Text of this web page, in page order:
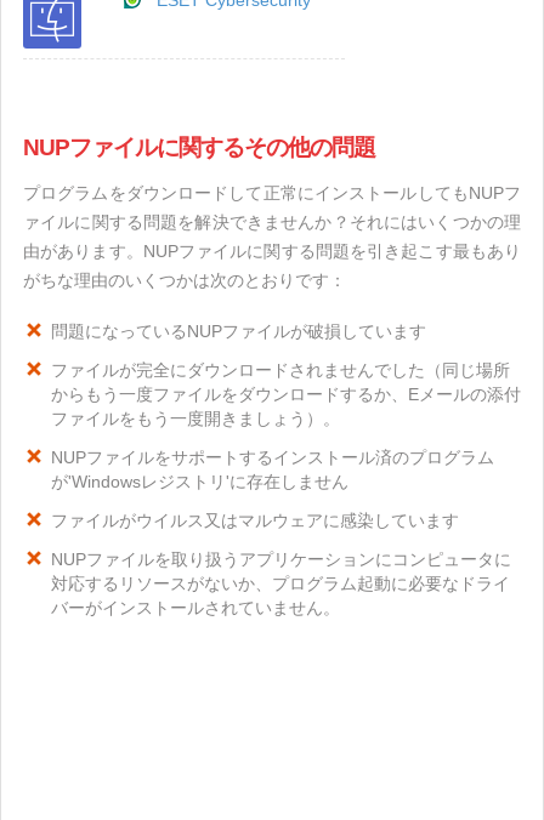
NUPファイルに関するその他の問題
プログラムをダウンロードして正常にインストールしてもNUPフ
ァイルに関する問題を解決できませんか？それにはいくつかの理
由があります。NUPファイルに関する問題を引き起こす最もあり
がちな理由のいくつかは次のとおりです：
問題になっているNUPファイルが破損しています
ファイルが完全にダウンロードされませんでした（同じ場所
からもう一度ファイルをダウンロードするか、Eメールの添付
ファイルをもう一度開きましょう）。
NUPファイルをサポートするインストール済のプログラム
が'Windowsレジストリ'に存在しません
ファイルがウイルス又はマルウェアに感染しています
NUPファイルを取り扱うアプリケーションにコンピュータに
対応するリソースがないか、プログラム起動に必要なドライ
バーがインストールされていません。